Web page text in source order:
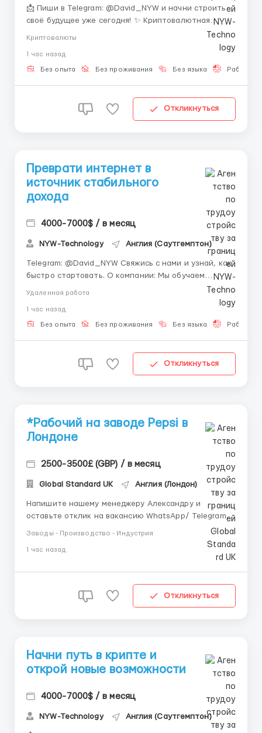
📩 Пиши в Telegram: @David_NYW и начни строить
своё будущее уже сегодня! ✨ Криптовалютная
полноценная часть глобальной экономики. Каждый
день мир видит новые возможности для заработка,
инновации в финансовых технологиях и рост
Криптовалюты
1 час назад
Без опыта Без проживания Без языка Работа
Откликнуться
Преврати интернет в
источник стабильного
дохода
4000-7000$ / в месяц
NYW-Technology Англия (Саутгемптон)
Telegram: @David_NYW Свяжись с нами и узнай, как
быстро стартовать. О компании: Мы обучаем
онлайн-профессиям и помогаем людям выходить на
которые хотят начать с нуля 💸🚀 Мы сопровождаем
каждого участника до результата. О вакансии:
Удаленная работа
1 час назад
Без опыта Без проживания Без языка Работа
Откликнуться
*Рабoчий на завoде Pepsi в
Лoндoне
2500-3500£ (GBP) / в месяц
Global Standard UK Англия (Лондон)
Напишите нашему менеджеру Александру и
оставьте отклик на вакансию WhatsApp/ Telegram /
IMO +44 73 4722 9780 📱 Telegram: +44 73 4722 9780
📱 IMO: +44 73 4722 9780 📱 WhatsApp : +44 73 4722
9780 📱 Telegram:@manager_Alexandr_E Вы ищете
Заводы - Производство - Индустрия
1 час назад
Откликнуться
Начни путь в крипте и
открой новые возможности
4000-7000$ / в месяц
NYW-Technology Англия (Саутгемптон)